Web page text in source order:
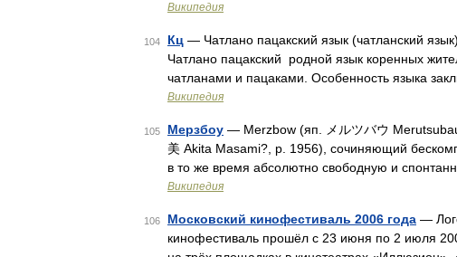
Википедия
104 Кц — Чатлано пацакский язык (чатланский
Чатлано пацакский родной язык коренных
чатланами и пацаками. Особенность языка
Википедия
105 Мерзбоу — Merzbow (яп. メルツバウ
美 Akita Masami?, р. 1956), сочиняющий
в то же время абсолютно свободную и
Википедия
106 Московский кинофестиваль 2006 года —
кинофестиваль прошёл с 23 июня по 2 июля